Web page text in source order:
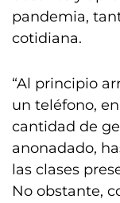
pandemia,
cotidiana.
“Al principio
un teléfono,
cantidad de
anonadado,
las clases
No obstante,